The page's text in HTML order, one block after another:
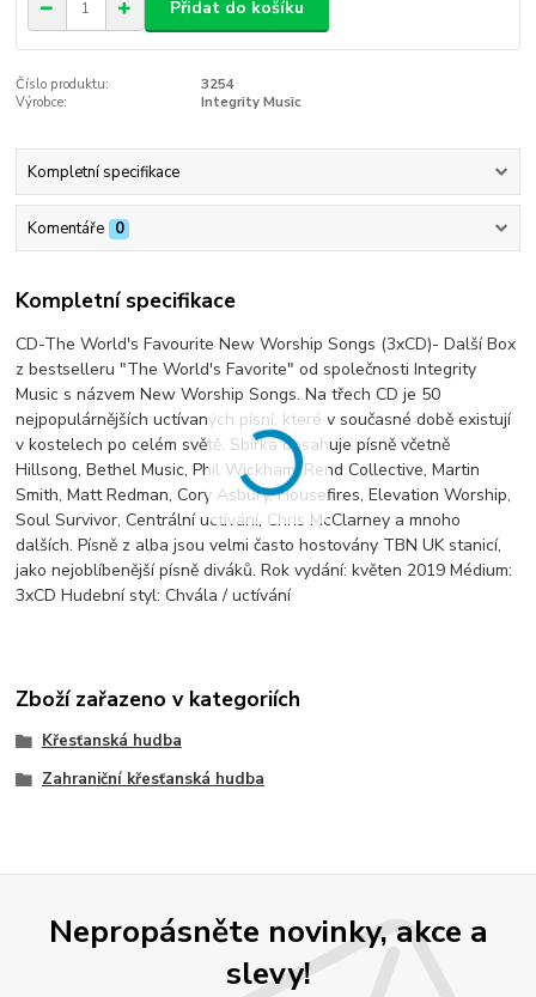
Přidat do košíku
Číslo produktu:
3254
Výrobce:
Integrity Music
Kompletní specifikace
Komentáře 0
Kompletní specifikace
CD-The World's Favourite New Worship Songs (3xCD)- Další Box
z bestselleru "The World's Favorite" od společnosti Integrity
Music s názvem New Worship Songs. Na třech CD je 50
nejpopulárnějších uctívaných písní, které v současné době existují
v kostelech po celém světě. Sbírka obsahuje písně včetně
Hillsong, Bethel Music, Phil Wickham, Rend Collective, Martin
Smith, Matt Redman, Cory Asbury, Housefires, Elevation Worship,
Soul Survivor, Centrální uctívání, Chris McClarney a mnoho
dalších. Písně z alba jsou velmi často hostovány TBN UK stanicí,
jako nejoblíbenější písně diváků. Rok vydání: květen 2019 Médium:
3xCD Hudební styl: Chvála / uctívání
Zboží zařazeno v kategoriích
Křesťanská hudba
Zahraniční křesťanská hudba
Nepropásněte novinky, akce a
slevy!